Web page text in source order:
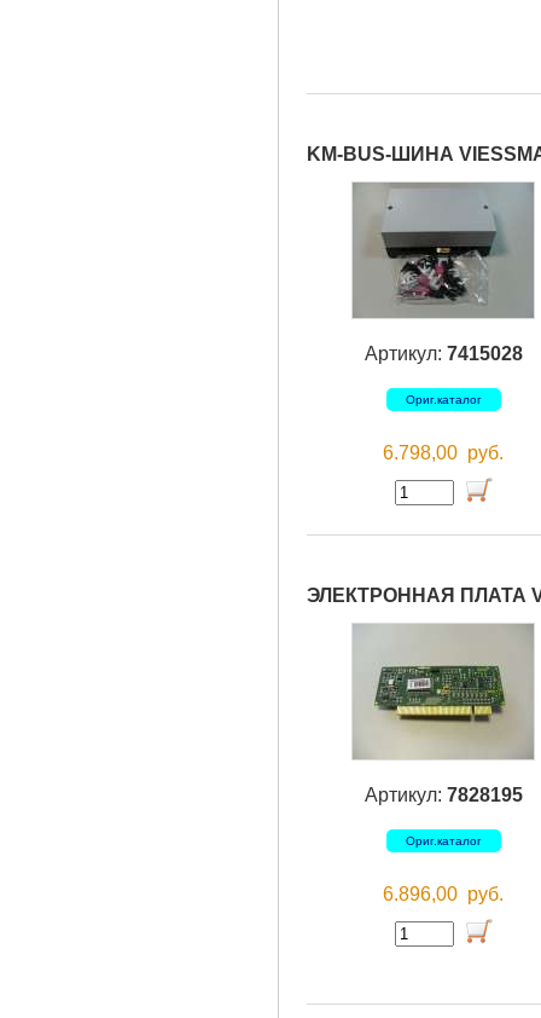
KM-BUS-ШИНА
Артикул: 7415028
Ориг.каталог
6.798,00 руб.
ЭЛЕКТРОННАЯ ПЛАТА
Артикул: 7828195
Ориг.каталог
6.896,00 руб.